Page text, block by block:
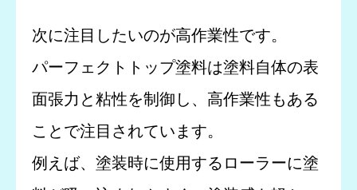
次に注目したいのが高作業性です。
パーフェクトトップ塗料は塗料自体の表
面張力と粘性を制御し、高作業性もある
ことで注目されています。
例えば、塗装時に使用するローラーに塗